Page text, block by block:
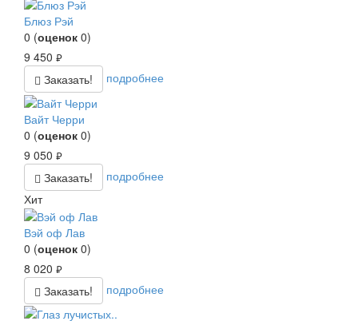
Блюз Рэй
0 (оценок 0)
9 450 руб.
Заказать! подробнее
Вайт Черри
0 (оценок 0)
9 050 руб.
Заказать!
подробнее
Хит
Вэй оф Лав
0 (оценок 0)
8 020 руб.
Заказать! подробнее